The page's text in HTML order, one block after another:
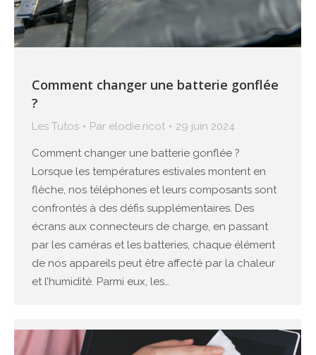
Comment changer une batterie gonflée
?
Les Tutos Par elodie.ricot 29 juin 2024
Comment changer une batterie gonflée ?
Lorsque les températures estivales montent en
flèche, nos téléphones et leurs composants sont
confrontés à des défis supplémentaires. Des
écrans aux connecteurs de charge, en passant
par les caméras et les batteries, chaque élément
de nos appareils peut être affecté par la chaleur
et l’humidité. Parmi eux, les…